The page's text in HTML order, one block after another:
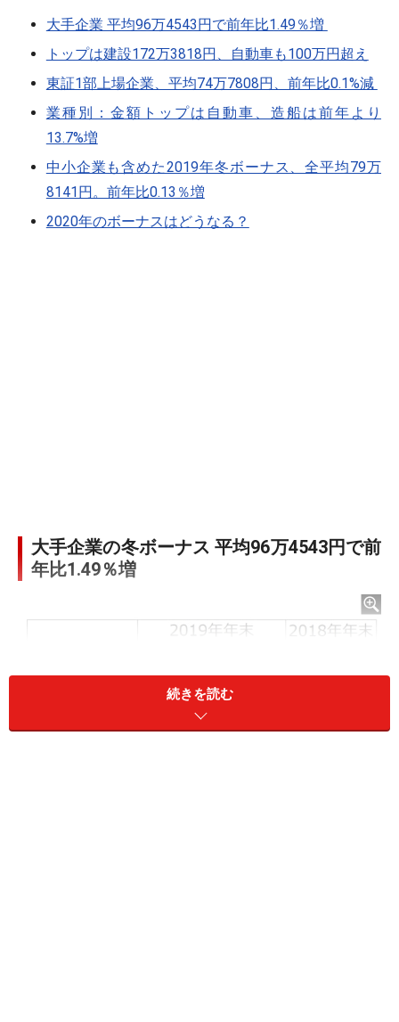
大手企業 平均96万4543円で前年比1.49％増
トップは建設172万3818円、自動車も100万円超え
東証1部上場企業、平均74万7808円、前年比0.1%減
業種別：金額トップは自動車、造船は前年より
13.7%増
中小企業も含めた2019年冬ボーナス、全平均79万
8141円。前年比0.13％増
2020年のボーナスはどうなる？
大手企業の冬ボーナス 平均96万4543円で前
年比1.49％増
続きを読む